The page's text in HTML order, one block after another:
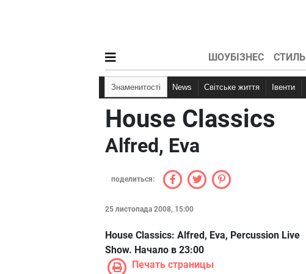
ШОУБІЗНЕС СТИЛЬ
Знаменитості News Світське життя Івенти
House Classics
Alfred, Eva
поделиться:
25 листопада 2008, 15:00
House Classics: Alfred, Eva, Percussion Live
Show. Начало в 23:00
Печать страницы